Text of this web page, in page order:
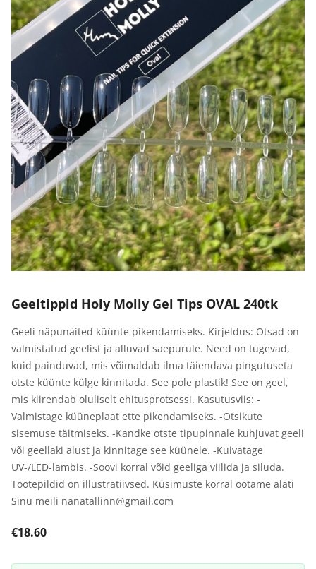
Geeltippid Holy Molly Gel Tips OVAL 240tk
Geeli näpunäited küünte pikendamiseks. Kirjeldus: Otsad on
valmistatud geelist ja alluvad saepurule. Need on tugevad,
kuid painduvad, mis võimaldab ilma täiendava pingutuseta
otste küünte külge kinnitada. See pole plastik! See on geel,
mis kiirendab oluliselt ehitusprotsessi. Kasutusviis: -
Valmistage küüneplaat ette pikendamiseks. -Otsikute
sisemuse täitmiseks. -Kandke otste tipupinnale kuhjuvat geeli
või geellaki alust ja kinnitage see küünele. -Kuivatage
UV-/LED-lambis. -Soovi korral võid geeliga viilida ja siluda.
Tootepildid on illustratiivsed. Küsimuste korral ootame alati
Sinu meili nanatallinn@gmail.com
€18.60